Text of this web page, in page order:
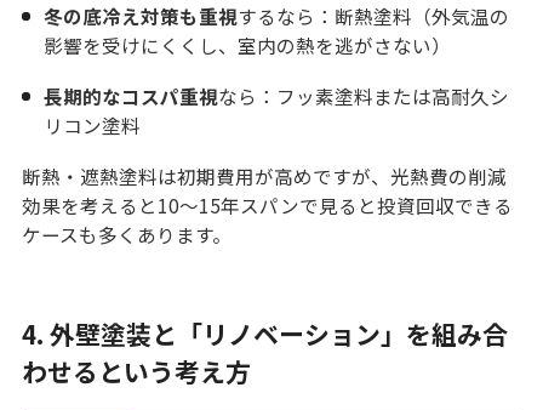
冬の底冷え対策も重視するなら：断熱塗料（外気温の
影響を受けにくくし、室内の熱を逃がさない）
長期的なコスパ重視なら：フッ素塗料または高耐久シ
リコン塗料
断熱・遮熱塗料は初期費用が高めですが、光熱費の削減
効果を考えると10〜15年スパンで見ると投資回収できる
ケースも多くあります。
4. 外壁塗装と「リノベーション」を組み合
わせるという考え方